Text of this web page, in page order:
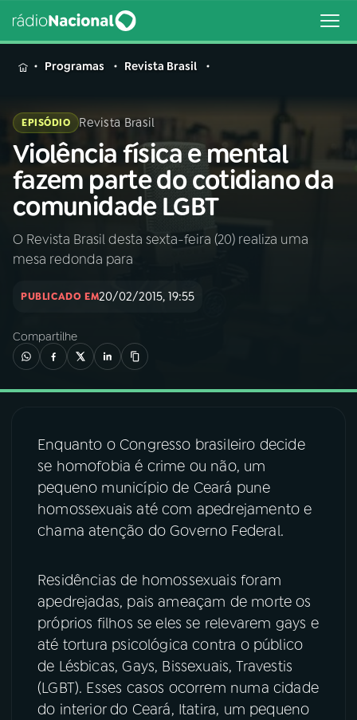
MENU
Buscar
na
Rádio
Nacional
Buscar
AO VIVO
INÍCIO
02A RÁDIO
03PROGRAMAÇÃO
04 PROGRAMAS
07ÚLTIMAS
FESTIVAL DE MÚSICA
ACOMPANHE A RÁDIO NACIONAL
Programas Revista Brasil
EPISÓDIO Revista Brasil
Violência física e mental
fazem parte do cotidiano da
comunidade LGBT
O Revista Brasil desta sexta-feira (20) realiza uma
mesa redonda para
PUBLICADO EM20/02/2015, 19:55
Compartilhe
Enquanto o Congresso brasileiro decide
se homofobia é crime ou não, um
pequeno município de Ceará pune
homossexuais até com apedrejamento e
chama atenção do Governo Federal.
Residências de homossexuais foram
apedrejadas, pais ameaçam de morte os
próprios filhos se eles se relevarem gays e
até tortura psicológica contra o público
de Lésbicas, Gays, Bissexuais, Travestis
(LGBT). Esses casos ocorrem numa cidade
do interior do Ceará, Itatira, um pequeno